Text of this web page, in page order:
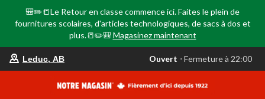
🎒✏️📒Le Retour en classe commence ici. Faites le plein de
fournitures scolaires, d'articles technologiques, de sacs à dos et
plus.📒✏️🎒 Magasinez maintenant
votre
est
Leduc, AB Ouvert ⋅ Fermeture à 22:00